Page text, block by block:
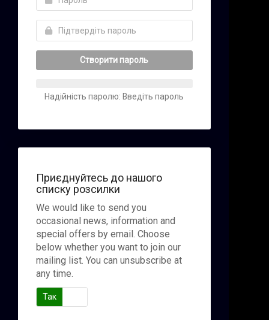
Створити пароль
Надійність паролю: Введіть пароль
Приєднуйтесь до нашого
списку розсилки
We would like to send you
occasional news, information and
special offers by email. Choose
below whether you want to join our
mailing list. You can unsubscribe at
any time.
Так